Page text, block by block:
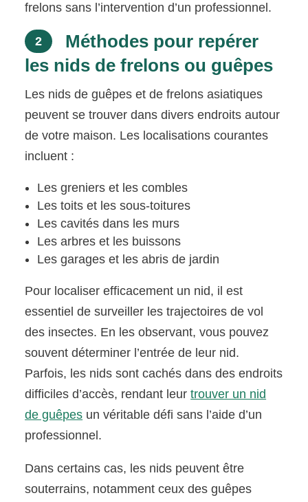
frelons sans l’intervention d’un professionnel.
2
Méthodes pour repérer
les nids de frelons ou guêpes
Les nids de guêpes et de frelons asiatiques
peuvent se trouver dans divers endroits autour
de votre maison. Les localisations courantes
incluent :
Les greniers et les combles
Les toits et les sous-toitures
Les cavités dans les murs
Les arbres et les buissons
Les garages et les abris de jardin
Pour localiser efficacement un nid, il est
essentiel de surveiller les trajectoires de vol
des insectes. En les observant, vous pouvez
souvent déterminer l’entrée de leur nid.
Parfois, les nids sont cachés dans des endroits
difficiles d’accès, rendant leurtrouver un nid
de guêpes un véritable défi sans l’aide d’un
professionnel.
Dans certains cas, les nids peuvent être
souterrains, notamment ceux des guêpes